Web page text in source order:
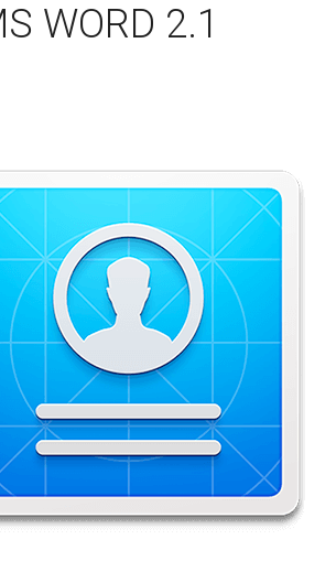
WORD 2.1